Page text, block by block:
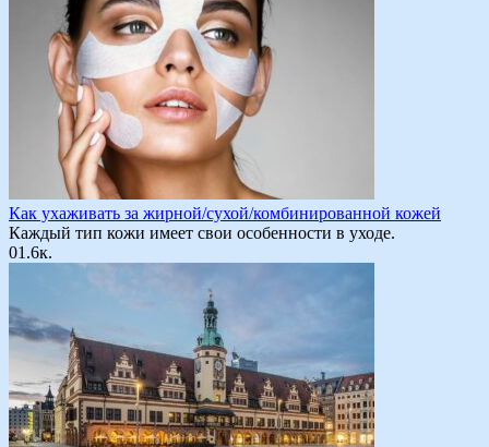
Как ухаживать за жирной/сухой/комбинированной кожей
Каждый тип кожи имеет свои особенности в уходе.
01.6к.